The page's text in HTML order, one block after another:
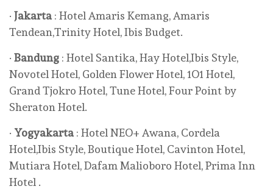
· Jakarta : Hotel Amaris Kemang, Amaris
Tendean,Trinity Hotel, Ibis Budget.
· Bandung : Hotel Santika, Hay Hotel,Ibis Style,
Novotel Hotel, Golden Flower Hotel, 1O1 Hotel,
Grand Tjokro Hotel, Tune Hotel, Four Point by
Sheraton Hotel.
· Yogyakarta : Hotel NEO+ Awana, Cordela
Hotel,Ibis Style, Boutique Hotel, Cavinton Hotel,
Mutiara Hotel, Dafam Malioboro Hotel, Prima Inn
Hotel .